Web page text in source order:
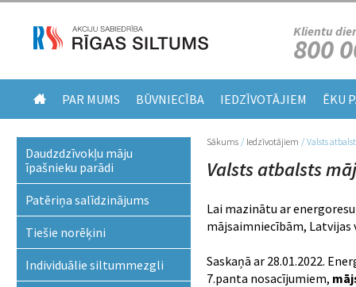
Klientu
800
PAR MUMS BŪVNIECĪBA IEDZĪVOTĀJIEM ĒKU
Jūs atrodaties šeit
Sākums / Iedzīvotājiem / Valsts
Valsts atbalsts
Lai mazinātu ar
mājsaimniecībām,
Saskaņā ar 28.01.2022.
7.panta nosacījumiem,
Daudzdzīvokļu māju
īpašnieku parādi
Patēriņa salīdzinājums
Tiešie norēķini
Individuālie siltummezgli